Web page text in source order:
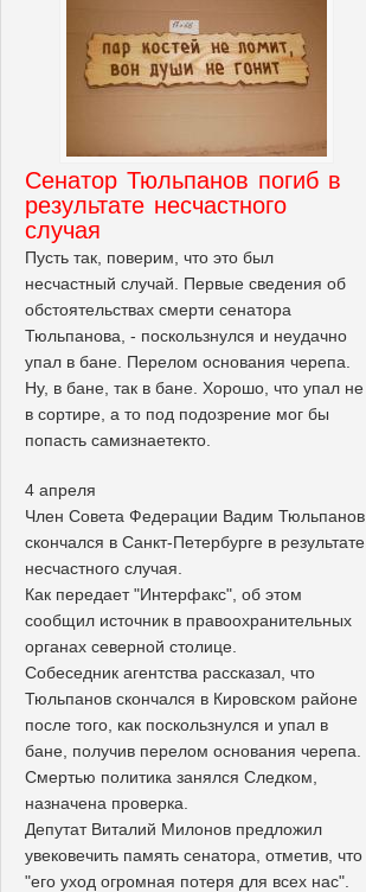
Сенатор Тюльпанов погиб в
результате несчастного
случая
Пусть так, поверим, что это был
несчастный случай. Первые сведения об
обстоятельствах смерти сенатора
Тюльпанова, - поскользнулся и неудачно
упал в бане. Перелом основания черепа.
Ну, в бане, так в бане. Хорошо, что упал не
в сортире, а то под подозрение мог бы
попасть самизнаетекто.
4 апреля
Член Совета Федерации Вадим Тюльпанов
скончался в Санкт-Петербурге в результате
несчастного случая.
Как передает "Интерфакс", об этом
сообщил источник в правоохранительных
органах северной столице.
Собеседник агентства рассказал, что
Тюльпанов скончался в Кировском районе
после того, как поскользнулся и упал в
бане, получив перелом основания черепа.
Смертью политика занялся Следком,
назначена проверка.
Депутат Виталий Милонов предложил
увековечить память сенатора, отметив, что
"его уход огромная потеря для всех нас".